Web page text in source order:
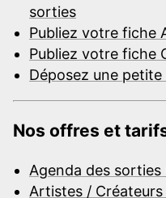
sorties
Publiez votre fiche
Publiez votre fiche
Déposez une
Nos offres et
Agenda des
Artistes /